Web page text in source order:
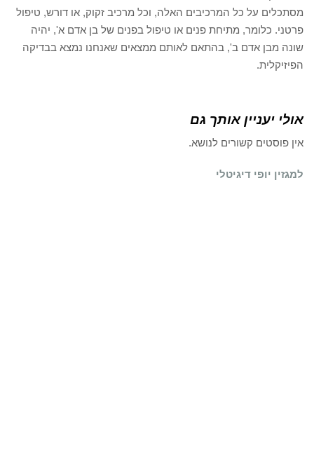
מסתכלים על כל המרכיבים האלה, וכל מרכיב זקוק, או דורש, טיפול
פרטני. כלומר, מתיחת פנים או טיפול בפנים של בן אדם א', יהיה
שונה מבן אדם ב', בהתאם לאותם ממצאים שאנחנו נמצא בבדיקה
הפיזיקלית.
אולי יעניין אותך גם
אין פוסטים קשורים לנושא.
למגזין יופי דיגיטלי